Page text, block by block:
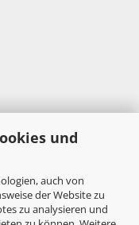
und
auch von
der Website zu
zu analysieren und